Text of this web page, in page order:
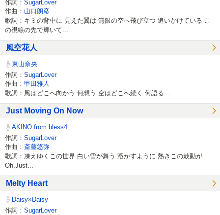
作詞： SugarLover
作曲： 山口朗彦
歌詞：キミの背中に 見えた翼は 無限の空へ飛び立つ 追いかけている こ
の視線の先で輝いて...
風空花人
東山奈央
作詞： SugarLover
作曲： 甲田雅人
歌詞：風はどこへ向かう 何想う 空はどこへ続く 何語る ...
Just Moving On Now
AKINO from bless4
作詞： SugarLover
作曲： 斎藤悠弥
歌詞：凍えゆくこの世界 白い雪が舞う 溶かすように 熱きこの鼓動が
Oh,Just...
Melty Heart
Daisy×Daisy
作詞： SugarLover